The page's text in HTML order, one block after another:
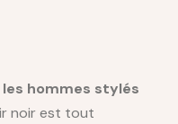
hommes stylés
noir est tout